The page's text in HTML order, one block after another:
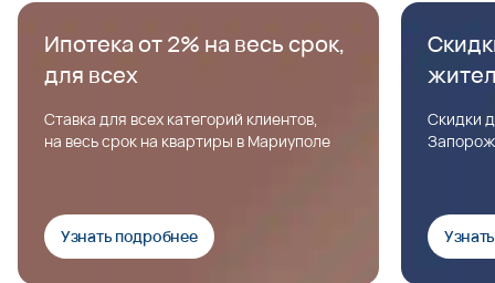
Ипотека от 2% на весь срок,
для всех
Ставка для всех категорий клиентов,
на весь срок на квартиры в Мариуполе
Узнать подробнее
Скидки